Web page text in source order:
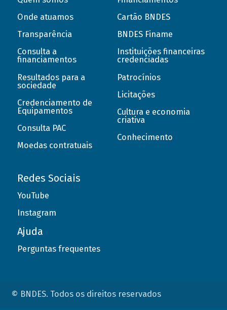
Onde atuamos
Transparência
Consulta a
financiamentos
Resultados para a
sociedade
Credenciamento de
Equipamentos
Consulta PAC
Moedas contratuais
Cartão BNDES
BNDES Finame
Instituições financeiras
credenciadas
Patrocínios
Licitações
Cultura e economia
criativa
Conhecimento
Redes Sociais
YouTube
Instagram
Ajuda
Perguntas frequentes
© BNDES. Todos os direitos reservados